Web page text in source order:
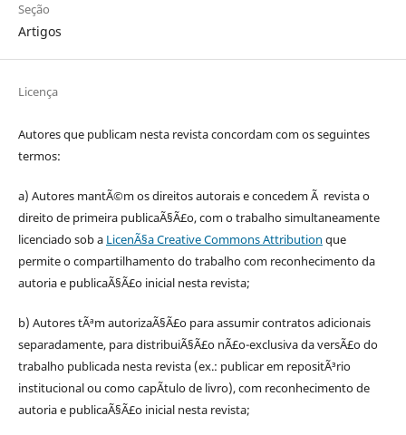
Seção
Artigos
Licença
Autores que publicam nesta revista concordam com os seguintes
termos:
a) Autores mantÃ©m os direitos autorais e concedem Ã revista o
direito de primeira publicaÃ§Ã£o, com o trabalho simultaneamente
licenciado sob a LicenÃ§a Creative Commons Attribution que
permite o compartilhamento do trabalho com reconhecimento da
autoria e publicaÃ§Ã£o inicial nesta revista;
b) Autores tÃªm autorizaÃ§Ã£o para assumir contratos adicionais
separadamente, para distribuiÃ§Ã£o nÃ£o-exclusiva da versÃ£o do
trabalho publicada nesta revista (ex.: publicar em repositÃ³rio
institucional ou como capÃ­tulo de livro), com reconhecimento de
autoria e publicaÃ§Ã£o inicial nesta revista;